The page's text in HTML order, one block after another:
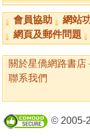
會員協助 網站
網頁及郵件問題
關於星僑網路書店
聯系我們
© 2005-